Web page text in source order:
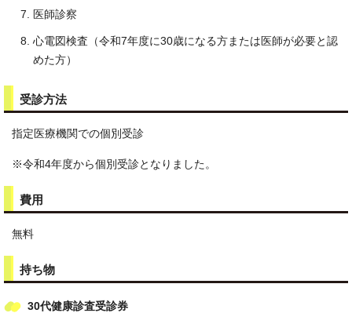
医師診察
心電図検査（令和7年度に30歳になる方または医師が必要と認
めた方）
受診方法
指定医療機関での個別受診
※令和4年度から個別受診となりました。
費用
無料
持ち物
30代健康診査受診券